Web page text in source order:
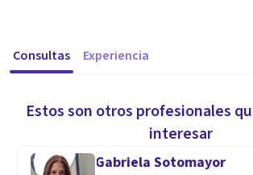
Consultas Experiencia
Estos son otros profesionales
interesar
Gabriela Sotomayor